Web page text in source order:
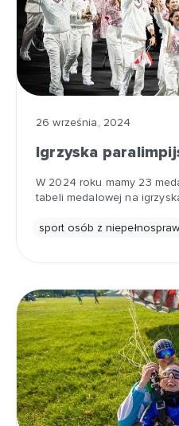
26 września, 2024
Igrzyska
W 2024 roku mamy 23
tabeli medalowej na
sport osób z